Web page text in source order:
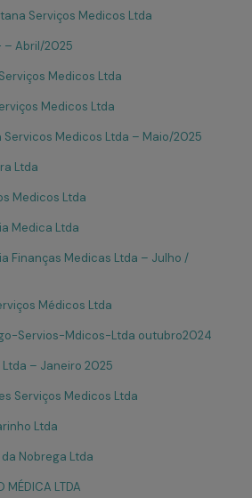
Serviços Medicos Ltda
– Abril/2025
Medicos Ltda
Medicos Ltda
Servicos Medicos Ltda – Maio/2025
Ltda
Medicos Ltda
Medica Ltda
Finanças Medicas Ltda – Julho /
Médicos Ltda
Servios-Mdicos-Ltda outubro2024
– Janeiro 2025
Serviços Medicos Ltda
Ltda
Nobrega Ltda
MÉDICA LTDA